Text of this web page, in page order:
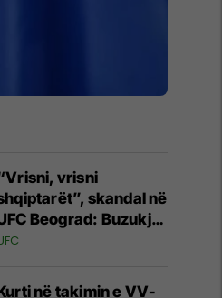
vrisni
skandal në
Beograd: Buzukja
përball me thirrje
në takimin e VV-